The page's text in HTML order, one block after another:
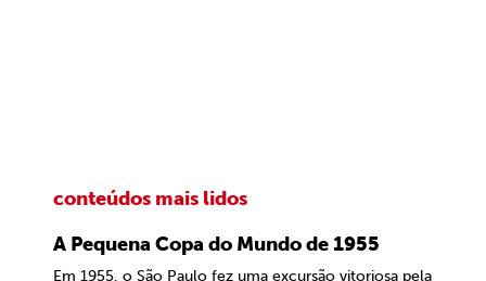
conteúdos mais lidos
A Pequena Copa do Mundo de 1955
Em 1955, o São Paulo fez uma excursão vitoriosa pela